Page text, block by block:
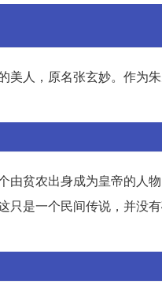
人，原名张玄妙。作为
贫农出身成为皇帝的人
是一个民间传说，并没